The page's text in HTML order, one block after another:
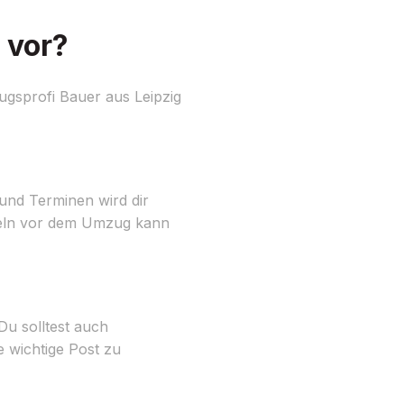
Bauer aus Leipzig
Terminen wird dir
vor dem Umzug kann
solltest auch
wichtige Post zu